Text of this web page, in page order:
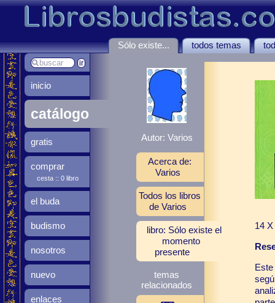
14
Sólo existe... todos temas
Autor: Varios
Acerca de:
Varios
Todos los libros
de Varios
libro: Sólo existe el
momento
presente
temas
relacionados
inicio
catálogo
gratis
comprar
cesta :: 0 libro
el buda
budismo
nosotros
nuevo
enlaces